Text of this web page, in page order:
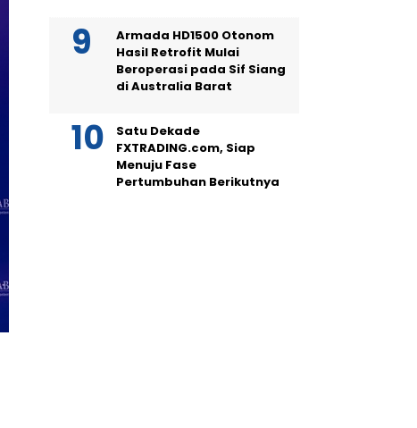
Armada HD1500 Otonom
Hasil Retrofit Mulai
Beroperasi pada Sif Siang
di Australia Barat
Satu Dekade
FXTRADING.com, Siap
Menuju Fase
Pertumbuhan Berikutnya